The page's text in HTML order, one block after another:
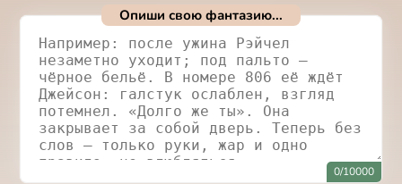
Опиши свою фантазию...
0/10000